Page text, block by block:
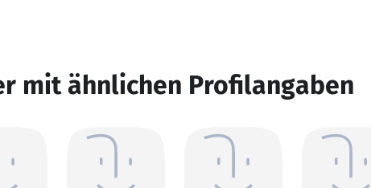
mit ähnlichen Profilangaben